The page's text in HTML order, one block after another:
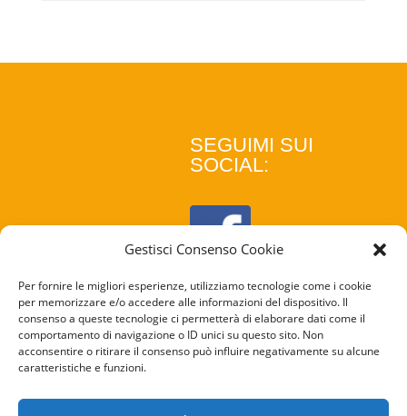
Gestisci Consenso Cookie
Per fornire le migliori esperienze, utilizziamo tecnologie come i cookie
per memorizzare e/o accedere alle informazioni del dispositivo. Il
consenso a queste tecnologie ci permetterà di elaborare dati come il
comportamento di navigazione o ID unici su questo sito. Non
acconsentire o ritirare il consenso può influire negativamente su alcune
caratteristiche e funzioni.
SEGUIMI SUI
SOCIAL:
COOKIE